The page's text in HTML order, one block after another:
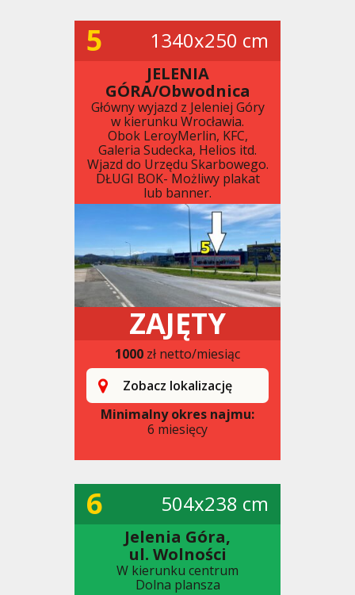
5 1340x250 cm
JELENIA
GÓRA/Obwodnica
Główny wyjazd z Jeleniej Góry
w kierunku Wrocławia.
Obok LeroyMerlin, KFC,
Galeria Sudecka, Helios itd.
Wjazd do Urzędu Skarbowego.
DŁUGI BOK- Możliwy plakat
lub banner.
ZAJĘTY
1000 zł netto/miesiąc
Zobacz lokalizację
Minimalny okres najmu:
6 miesięcy
6 504x238 cm
Jelenia Góra,
ul. Wolności
W kierunku centrum
Dolna plansza